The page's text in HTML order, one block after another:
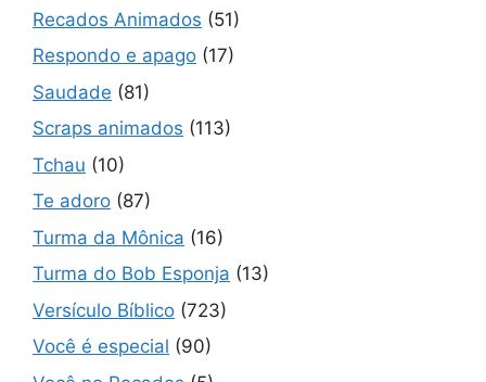
Recados Animados (51)
Respondo e apago (17)
Saudade (81)
Scraps animados (113)
Tchau (10)
Te adoro (87)
Turma da Mônica (16)
Turma do Bob Esponja (13)
Versículo Bíblico (723)
Você é especial (90)